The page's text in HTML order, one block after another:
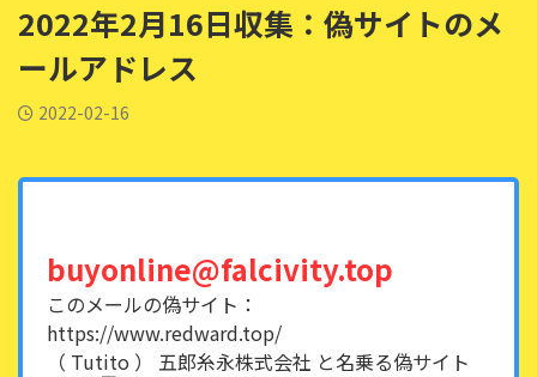
2022年2月16日収集：偽サイトのメ
ールアドレス
2022-02-16
buyonline@falcivity.top
このメールの偽サイト：
https://www.redward.top/
（ Tutito ） 五郎糸永株式会社 と名乗る偽サイト